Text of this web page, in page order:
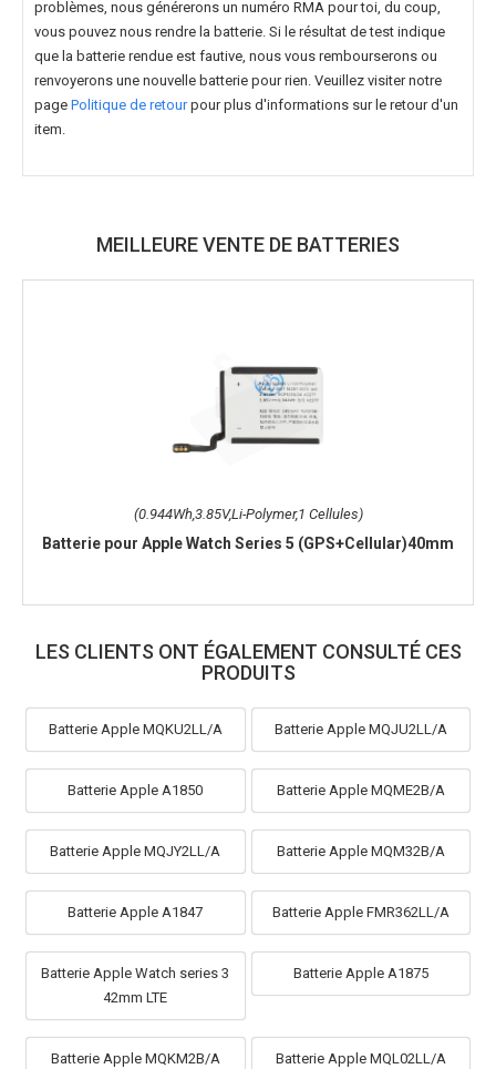
problèmes, nous générerons un numéro RMA pour toi, du coup,
vous pouvez nous rendre la batterie. Si le résultat de test indique
que la batterie rendue est fautive, nous vous rembourserons ou
renvoyerons une nouvelle batterie pour rien. Veuillez visiter notre
page Politique de retourpour plus d'informations sur le retour d'un
item.
MEILLEURE VENTE DE BATTERIES
(0.944Wh,3.85V,Li-Polymer,1 Cellules)
Batterie pour Apple Watch Series 5 (GPS+Cellular)40mm
LES CLIENTS ONT ÉGALEMENT CONSULTÉ CES
PRODUITS
Batterie Apple MQKU2LL/A Batterie Apple MQJU2LL/A
Batterie Apple A1850 Batterie Apple MQME2B/A
Batterie Apple MQJY2LL/A Batterie Apple MQM32B/A
Batterie Apple A1847 Batterie Apple FMR362LL/A
Batterie Apple Watch series 3
42mm LTE
Batterie Apple A1875
Batterie Apple MQKM2B/A Batterie Apple MQL02LL/A